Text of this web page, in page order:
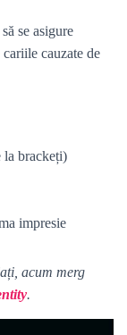
se asigure
cauzate de
la brackeți)
impresie
acum merg
.